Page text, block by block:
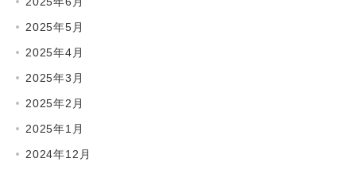
2025年5月
2025年4月
2025年3月
2025年2月
2025年1月
2024年12月